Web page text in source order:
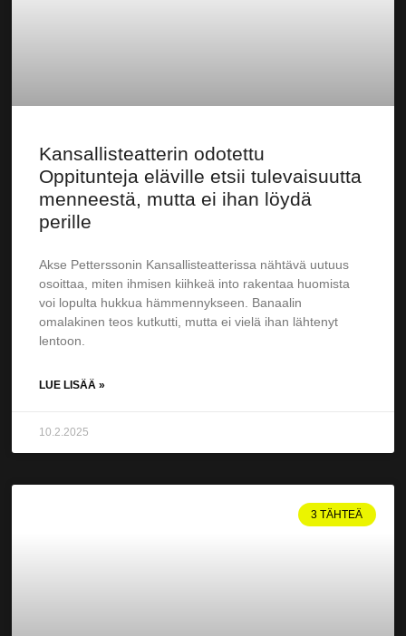
Kansallisteatterin odotettu
Oppitunteja eläville etsii tulevaisuutta
menneestä, mutta ei ihan löydä
perille
Akse Petterssonin Kansallisteatterissa nähtävä uutuus
osoittaa, miten ihmisen kiihkeä into rakentaa huomista
voi lopulta hukkua hämmen­nykseen. Banaalin
omalakinen teos kutkutti, mutta ei vielä ihan lähtenyt
lentoon.
LUE LISÄÄ »
10.2.2025
3 TÄHTEÄ